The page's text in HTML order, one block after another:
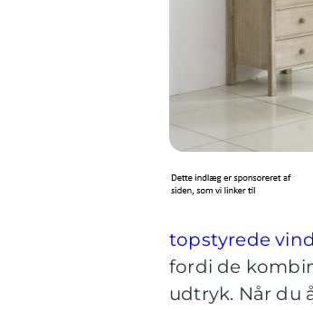
topstyrede
fordi de
udtryk. Når du